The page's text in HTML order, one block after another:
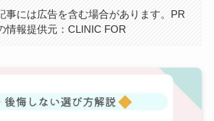
事には広告を含む場合があります。PR
情報提供元：CLINIC FOR